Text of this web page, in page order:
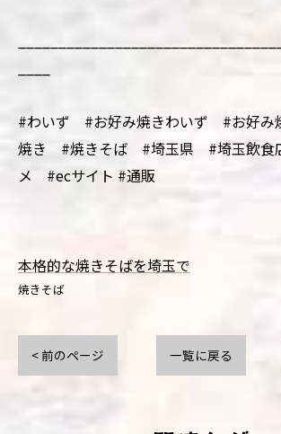
#わいず #お好み焼きわいず #お好み
焼き #焼きそば #埼玉県 #埼玉飲食
メ #ecサイト #通販
本格的な焼きそばを埼玉で
焼きそば
< 前のページ 一覧に戻る